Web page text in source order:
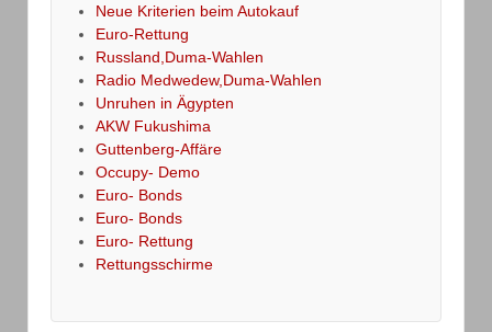
Neue Kriterien beim Autokauf
Euro-Rettung
Russland,Duma-Wahlen
Radio Medwedew,Duma-Wahlen
Unruhen in Ägypten
AKW Fukushima
Guttenberg-Affäre
Occupy- Demo
Euro- Bonds
Euro- Bonds
Euro- Rettung
Rettungsschirme